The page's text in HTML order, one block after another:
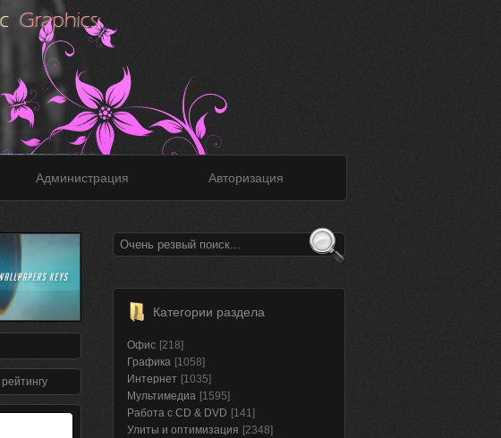
Администрация Авторизация
рейтингу
Категории раздела
Офис [218]
Графика [1058]
Интернет [1035]
Мультимедиа [1595]
Работа с CD & DVD [141]
Улиты и оптимизация [2348]